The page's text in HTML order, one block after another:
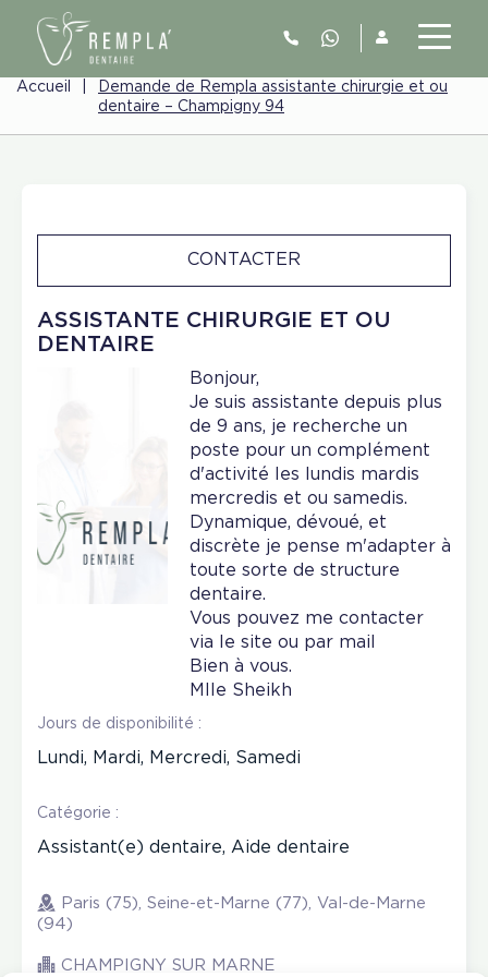
Accueil
Demande de Rempla assistante chirurgie et ou
dentaire – Champigny 94
ASSISTANTE CHIRURGIE ET OU
DENTAIRE
CONTACTER
Bonjour,
Je suis assistante depuis plus
de 9 ans, je recherche un
poste pour un complément
d'activité les lundis mardis
mercredis et ou samedis.
Dynamique, dévoué, et
discrète je pense m'adapter à
toute sorte de structure
dentaire.
Vous pouvez me contacter
via le site ou par mail
Bien à vous.
Mlle Sheikh
Jours de disponibilité :
Lundi, Mardi, Mercredi, Samedi
Catégorie :
Assistant(e) dentaire, Aide dentaire
Paris (75), Seine-et-Marne (77), Val-de-Marne
(94)
CHAMPIGNY SUR MARNE